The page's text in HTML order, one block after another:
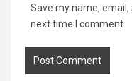
Save my name,
next time I comment.